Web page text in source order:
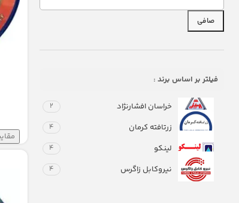
صافی
فیلتر بر اساس برند :
خراسان افشارنژاد 2
زرتافته کرمان 4
لینکو 4
نيروكابل زاگرس 4